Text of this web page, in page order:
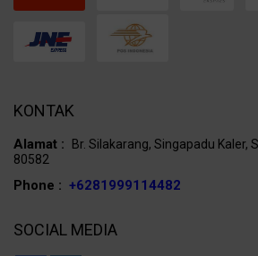
KONTAK
Alamat :
Br. Silakarang, Singapadu Kaler,
80582
Phone : +6281999114482
SOCIAL MEDIA